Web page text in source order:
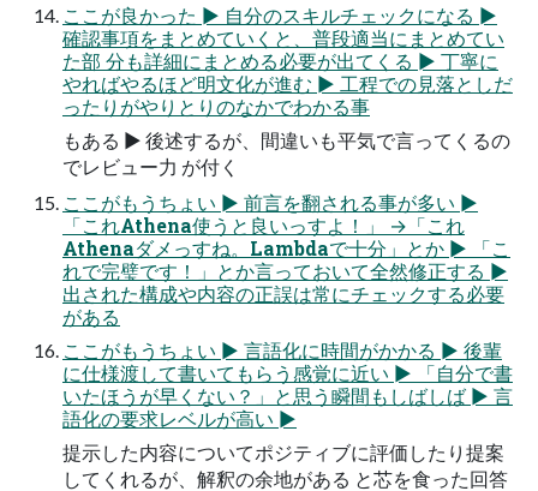
ここが良かった ► 自分のスキルチェックになる ►
確認事項をまとめていくと、普段適当にまとめてい
た部 分も詳細にまとめる必要が出てくる ► 丁寧に
やればやるほど明文化が進む ► 工程での見落としだ
ったりがやりとりのなかでわかる事
もある ► 後述するが、間違いも平気で言ってくるの
でレビュー力 が付く
ここがもうちょい ► 前言を翻される事が多い ►
「これAthena使うと良いっすよ！」 →「これ
Athenaダメっすね。Lambdaで十分」とか ► 「こ
れで完璧です！」とか言っておいて全然修正する ►
出された構成や内容の正誤は常にチェックする必要
がある
ここがもうちょい ► 言語化に時間がかかる ► 後輩
に仕様渡して書いてもらう感覚に近い ► 「自分で書
いたほうが早くない？」と思う瞬間もしばしば ► 言
語化の要求レベルが高い ►
提示した内容についてポジティブに評価したり提案
してくれるが、解釈の余地がある と芯を食った回答